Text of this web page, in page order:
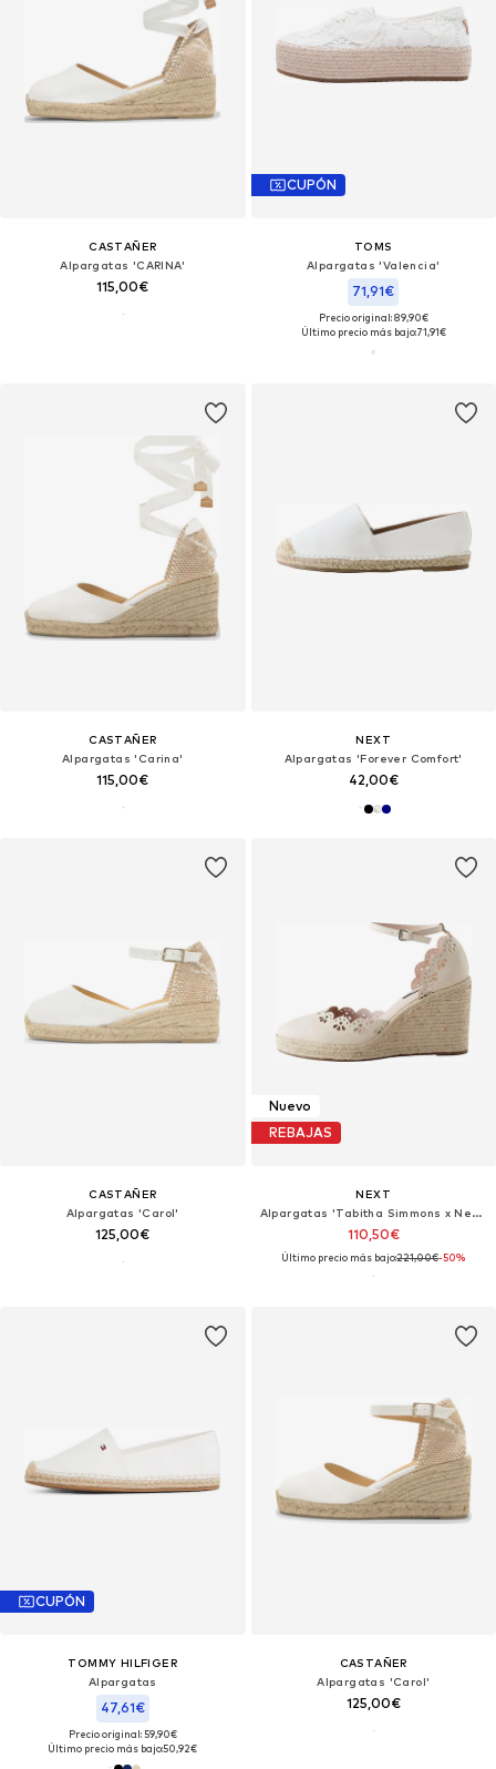
CASTAÑER
Alpargatas 'CARINA'
115,00€
CUPÓN
TOMS
Alpargatas 'Valencia'
71,91€
Precio original: 89,90€
Último precio más bajo:71,91€
CASTAÑER
Alpargatas 'Carina'
115,00€
NEXT
Alpargatas 'Forever Comfort'
42,00€
CASTAÑER
Alpargatas 'Carol'
125,00€
Nuevo
REBAJAS
NEXT
Alpargatas 'Tabitha Simmons x Next Rosa'
110,50€
Último precio más bajo:221,00€-50%
CUPÓN
TOMMY HILFIGER
Alpargatas
47,61€
Precio original: 59,90€
Último precio más bajo:50,92€
CASTAÑER
Alpargatas 'Carol'
125,00€